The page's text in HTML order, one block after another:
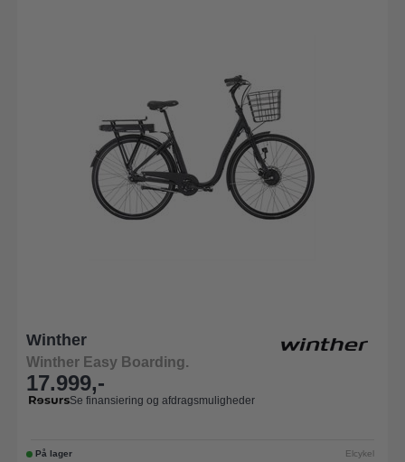
Winther
Winther Easy Boarding.
17.999,-
Se finansiering og afdragsmuligheder
På lager Elcykel